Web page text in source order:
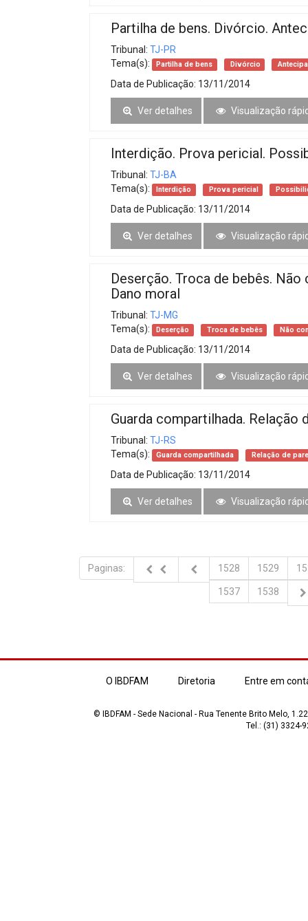
Partilha de bens. Divórcio.
Tribunal: TJ-PR
Tema(s):
Partilha de bens Divórcio
Data de Publicação: 13/11/2014
Ver detalhes Visualização
Interdição. Prova pericial.
Tribunal: TJ-BA
Tema(s):
Interdição Prova pericial
Data de Publicação: 13/11/2014
Ver detalhes Visualização
Deserção. Troca de bebês.
Dano moral
Tribunal: TJ-MG
Tema(s):
Deserção Troca de bebês Não
Data de Publicação: 13/11/2014
Ver detalhes Visualização
Guarda compartilhada. Relação
Tribunal: TJ-RS
Tema(s):
Guarda compartilhada Relação de
Data de Publicação: 13/11/2014
Ver detalhes Visualização
Paginas: 1528 1529
1537 1538
O IBDFAM Diretoria Entre em
© IBDFAM - Sede Nacional - Rua Tenente Brito Melo,
Tel.: (31) 3324-